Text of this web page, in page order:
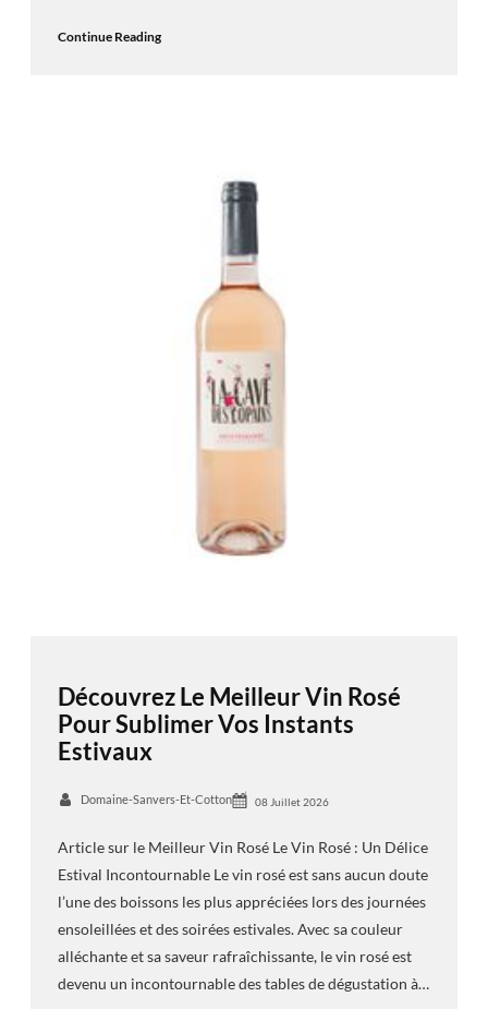
Continue Reading
Découvrez Le Meilleur Vin Rosé
Pour Sublimer Vos Instants
Estivaux
Domaine-Sanvers-Et-Cotton 08 Juillet 2026
Article sur le Meilleur Vin Rosé Le Vin Rosé : Un Délice
Estival Incontournable Le vin rosé est sans aucun doute
l’une des boissons les plus appréciées lors des journées
ensoleillées et des soirées estivales. Avec sa couleur
alléchante et sa saveur rafraîchissante, le vin rosé est
devenu un incontournable des tables de dégustation à…